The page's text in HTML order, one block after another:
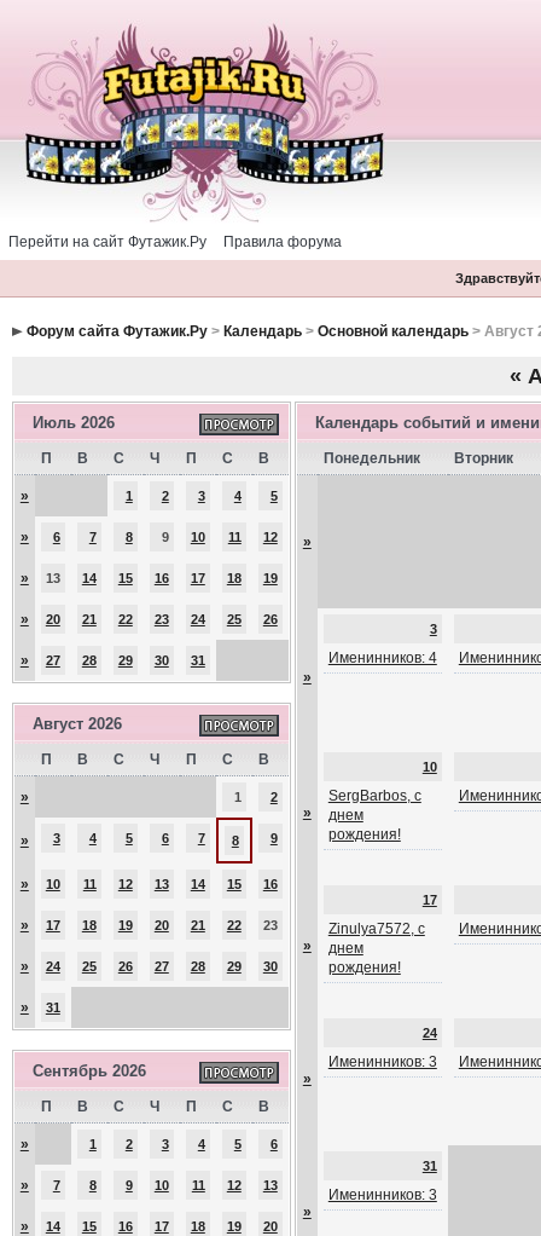
Перейти на сайт Футажик.Ру Правила форума
Форум сайта Футажик.Ру> Календарь> Основной календарь> Август
«
Июль 2026
П В С Ч П С В
» 1 2 3 4 5
» 6 7 8 9 10 11 12
» 13 14 15 16 17 18 19
» 20 21 22 23 24 25 26
» 27 28 29 30 31
Август 2026
П В С Ч П С В
» 1 2
» 3 4 5 6 7 8 9
» 10 11 12 13 14 15 16
» 17 18 19 20 21 22 23
» 24 25 26 27 28 29 30
» 31
Сентябрь 2026
П В С Ч П С В
» 1 2 3 4 5 6
» 7 8 9 10 11 12 13
» 14 15 16 17 18 19 20
Календарь событий и
Понедельник Вторник
»
»
3
Именинников: 4
»
10
SergBarbos, с
днем
рождения!
»
17
Zinulya7572, с
днем
рождения!
»
24
Именинников: 3
»
31
Именинников: 3